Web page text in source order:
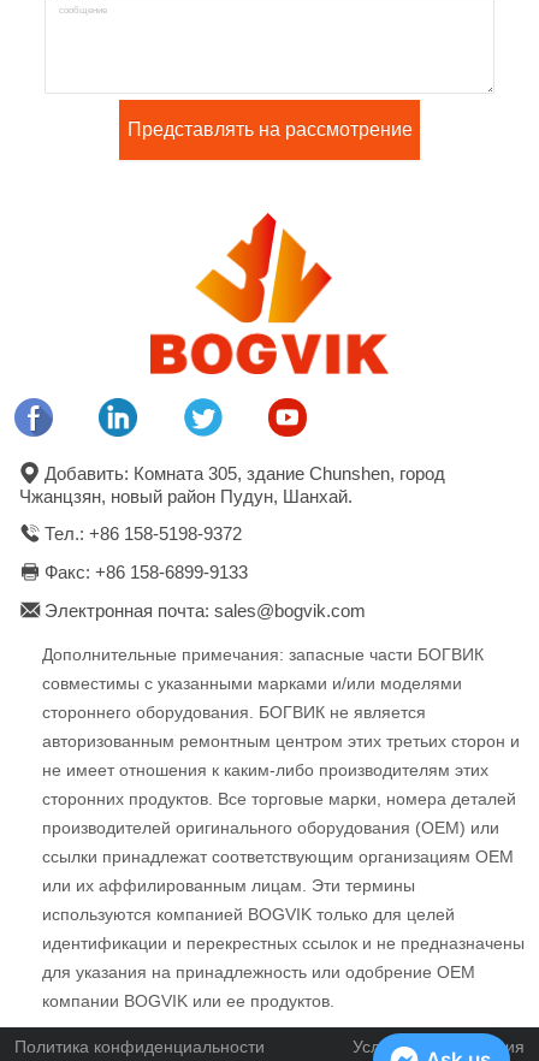
Представлять на рассмотрение
Добавить: Комната 305, здание Chunshen, город
Чжанцзян, новый район Пудун, Шанхай.
Тел.: +86 158-5198-9372
Факс: +86 158-6899-9133
Электронная почта: sales@bogvik.com
Дополнительные примечания: запасные части БОГВИК
совместимы с указанными марками и/или моделями
стороннего оборудования. БОГВИК не является
авторизованным ремонтным центром этих третьих сторон и
не имеет отношения к каким-либо производителям этих
сторонних продуктов. Все торговые марки, номера деталей
производителей оригинального оборудования (OEM) или
ссылки принадлежат соответствующим организациям OEM
или их аффилированным лицам. Эти термины
используются компанией BOGVIK только для целей
идентификации и перекрестных ссылок и не предназначены
для указания на принадлежность или одобрение OEM
компании BOGVIK или ее продуктов.
Политика конфиденциальности Условия и положения